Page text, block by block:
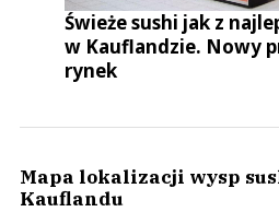
Świeże sushi jak z
w Kauflandzie. Nowy
rynek
Mapa lokalizacji wysp
Kauflandu